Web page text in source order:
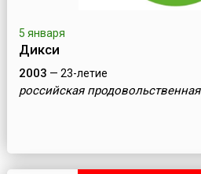
5 января
Дикси
2003 — 23-летие
российская